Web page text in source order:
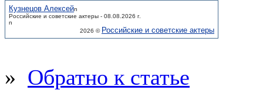
Кузнецов Алексейn
Российские и советские актеры - 08.08.2026 г.
n
2026 © Российские и советские актеры
» Обратно к статье